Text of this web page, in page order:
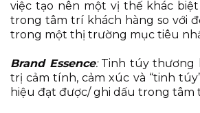
việc tạo nên một vị thế khác
trong tâm trí khách hàng so với
trong một thị trường mục tiêu
Brand Essence:Tinh túy thương
trị cảm tính, cảm xúc và “tinh
hiệu đạt được/ ghi dấu trong tâm